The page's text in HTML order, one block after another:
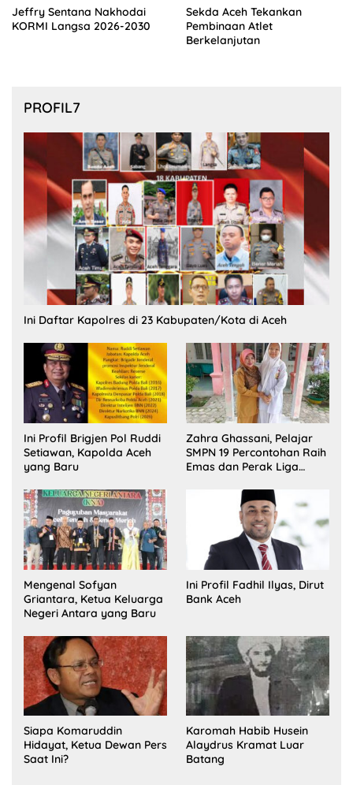
Jeffry Sentana Nakhodai
KORMI Langsa 2026-2030
Sekda Aceh Tekankan
Pembinaan Atlet
Berkelanjutan
PROFIL7
Ini Daftar Kapolres di 23 Kabupaten/Kota di Aceh
Ini Profil Brigjen Pol Ruddi
Setiawan, Kapolda Aceh
yang Baru
Zahra Ghassani, Pelajar
SMPN 19 Percontohan Raih
Emas dan Perak Liga
Mengenal Sofyan
Griantara, Ketua Keluarga
Negeri Antara yang Baru
Ini Profil Fadhil Ilyas, Dirut
Bank Aceh
Siapa Komaruddin
Hidayat, Ketua Dewan Pers
Saat Ini?
Karomah Habib Husein
Alaydrus Kramat Luar
Batang